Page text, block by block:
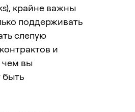
крайне важны
поддерживать
слепую
и
чем вы
быть